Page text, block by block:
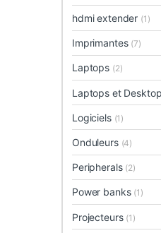
hdmi extender (1)
Imprimantes (7)
Laptops (2)
Laptops et
Logiciels (1)
Onduleurs (4)
Peripherals (2)
Power banks (1)
Projecteurs (1)